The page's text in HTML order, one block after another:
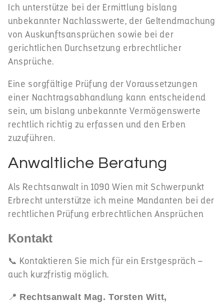
Ich unterstütze bei der Ermittlung bislang
unbekannter Nachlasswerte, der Geltendmachung
von Auskunftsansprüchen sowie bei der
gerichtlichen Durchsetzung erbrechtlicher
Ansprüche.
Eine sorgfältige Prüfung der Voraussetzungen
einer Nachtragsabhandlung kann entscheidend
sein, um bislang unbekannte Vermögenswerte
rechtlich richtig zu erfassen und den Erben
zuzuführen.
Anwaltliche Beratung
Als Rechtsanwalt in 1090 Wien mit Schwerpunkt
Erbrecht unterstütze ich meine Mandanten bei der
rechtlichen Prüfung erbrechtlichen Ansprüchen
Kontakt
📞 Kontaktieren Sie mich für ein Erstgespräch –
auch kurzfristig möglich.
📍 Rechtsanwalt Mag. Torsten Witt,